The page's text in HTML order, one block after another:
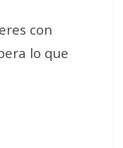
con
lo que